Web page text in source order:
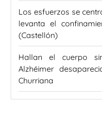
Los esfuerzos se
levanta el
(Castellón)
Hallan el cuerpo
Alzhéimer
Churriana